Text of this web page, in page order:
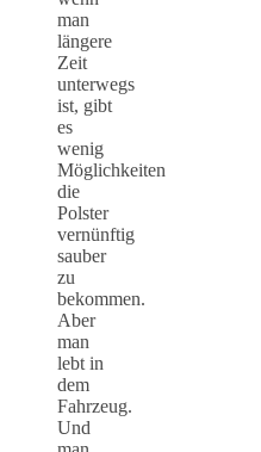
man
längere
Zeit
unterwegs
ist, gibt
es
wenig
Möglichkeiten
die
Polster
vernünftig
sauber
zu
bekommen.
Aber
man
lebt in
dem
Fahrzeug.
Und